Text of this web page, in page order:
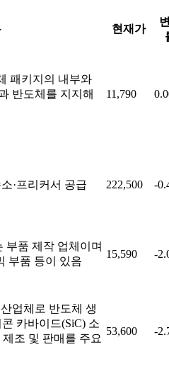
현재가
패키지의 내부와
반도체를 지지해
11,790
·프리커서 공급 222,500 -
부품 제작 업체이며
부품 등이 있음
15,590 -
업체로 반도체 생
카바이드(SiC) 소
제조 및 판매를 주요
53,600 -